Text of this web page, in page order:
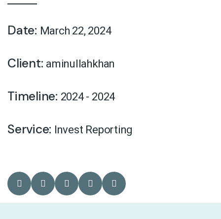
Date: March 22, 2024
Client: aminullahkhan
Timeline: 2024 - 2024
Service: Invest Reporting